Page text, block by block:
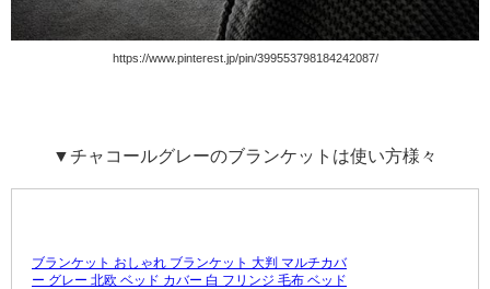
https://www.pinterest.jp/pin/399553798184242087/
▼チャコールグレーのブランケットは使い方様々
ブランケット おしゃれ ブランケット 大判 マルチカバ
ー グレー 北欧 ベッド カバー 白 フリンジ 毛布 ベッド